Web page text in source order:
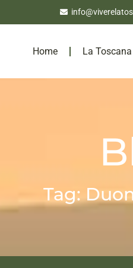
Home La
Tag: